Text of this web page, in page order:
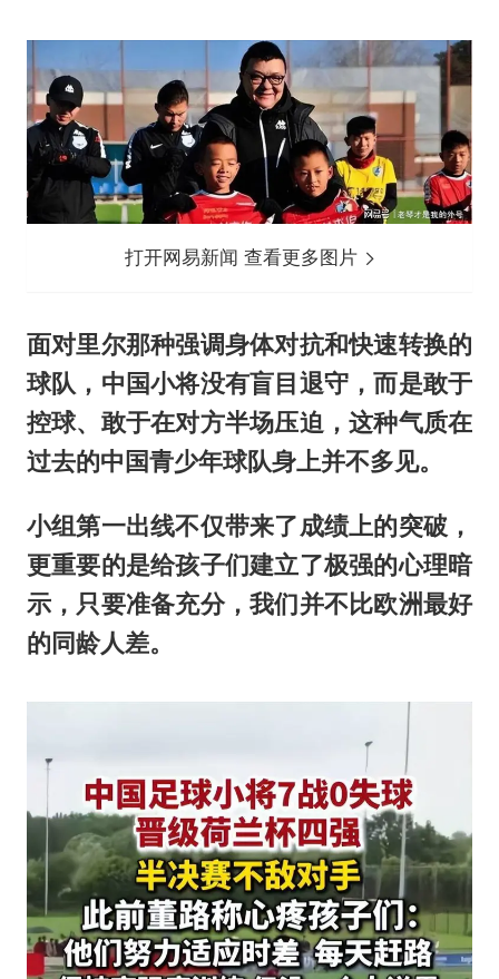
打开网易新闻 查看更多图片
面对里尔那种强调身体对抗和快速转换的
球队，中国小将没有盲目退守，而是敢于
控球、敢于在对方半场压迫，这种气质在
过去的中国青少年球队身上并不多见。
小组第一出线不仅带来了成绩上的突破，
更重要的是给孩子们建立了极强的心理暗
示，只要准备充分，我们并不比欧洲最好
的同龄人差。